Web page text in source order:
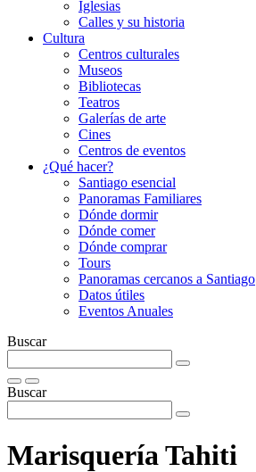
Iglesias
Calles y su historia
Cultura
Centros culturales
Museos
Bibliotecas
Teatros
Galerí­as de arte
Cines
Centros de eventos
¿Qué hacer?
Santiago esencial
Panoramas Familiares
Dónde dormir
Dónde comer
Dónde comprar
Tours
Panoramas cercanos a Santiago
Datos útiles
Eventos Anuales
Buscar
Buscar
Marisquería Tahiti